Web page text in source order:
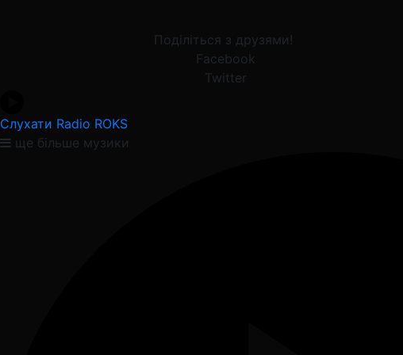
Поділіться з друзями!
Facebook
Twitter
Слухати Radio ROKS
ще більше музики